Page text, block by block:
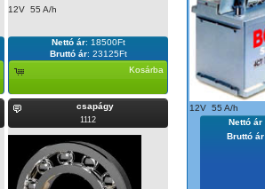
12V 55 A/h
Nettó ár: 18500Ft
Bruttó ár: 23125Ft
Kosárba
csapágy
1112
12V 55 A/h
Nettó ár
Bruttó ár